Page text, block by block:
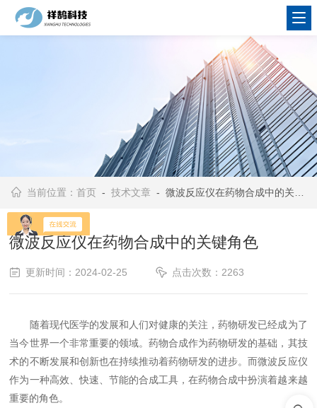
当前位置：首页 -技术文章 - 微波反应仪在药物合成中的关键角色
微波反应仪在药物合成中的关键角色
更新时间：2024-02-25 点击次数：2263
随着现代医学的发展和人们对健康的关注，药物研发已经成为了
当今世界一个非常重要的领域。药物合成作为药物研发的基础，其技
术的不断发展和创新也在持续推动着药物研发的进步。而微波反应仪
作为一种高效、快速、节能的合成工具，在药物合成中扮演着越来越
重要的角色。